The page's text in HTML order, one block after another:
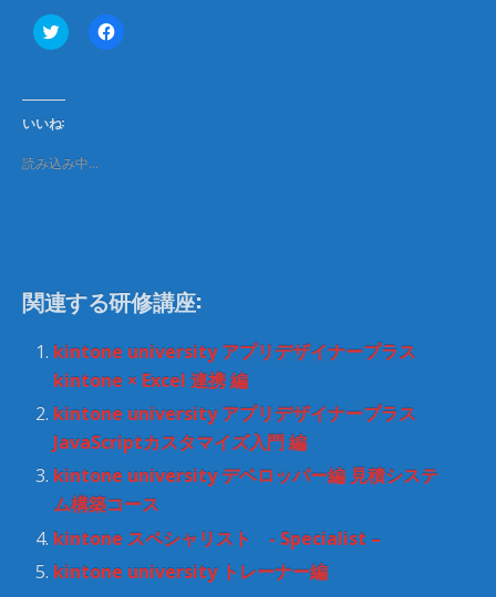
ク
リ
て
T
w
t
t
い
ウ
ン
ド
ウ
で
開
き
す
F
a
ク
し
て
だ
さ
い
(
し
い
ウ
ィ
ン
ド
ウ
で
開
き
す
いいね:
読み込み中…
関連する研修講座:
kintone university アプリデザイナープラス
kintone × Excel 連携 編
kintone university アプリデザイナープラス
JavaScriptカスタマイズ入門 編
kintone university デベロッパー編 見積システ
ム構築コース
kintone スペシャリスト - Specialist –
kintone university トレーナー編